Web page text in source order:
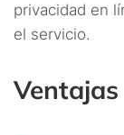
privacidad en
el servicio.
Ventajas